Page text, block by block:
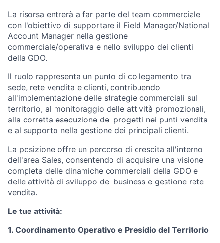
La risorsa entrerà a far parte del team commerciale
con l'obiettivo di supportare il Field Manager/National
Account Manager nella gestione
commerciale/operativa e nello sviluppo dei clienti
della GDO.
Il ruolo rappresenta un punto di collegamento tra
sede, rete vendita e clienti, contribuendo
all'implementazione delle strategie commerciali sul
territorio, al monitoraggio delle attività promozionali,
alla corretta esecuzione dei progetti nei punti vendita
e al supporto nella gestione dei principali clienti.
La posizione offre un percorso di crescita all'interno
dell'area Sales, consentendo di acquisire una visione
completa delle dinamiche commerciali della GDO e
delle attività di sviluppo del business e gestione rete
vendita.
Le tue attività:
1. Coordinamento Operativo e Presidio del Territorio